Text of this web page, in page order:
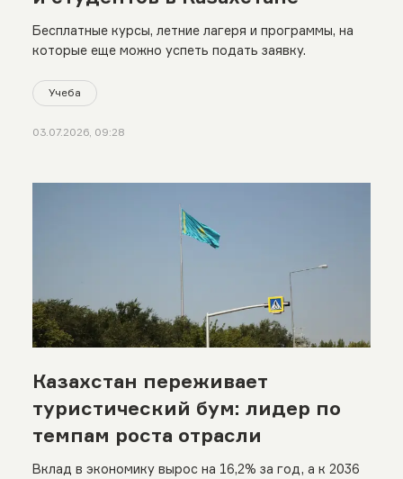
Бесплатные курсы, летние лагеря и программы, на
которые еще можно успеть подать заявку.
Учеба
03.07.2026, 09:28
Казахстан переживает
туристический бум: лидер по
темпам роста отрасли
Вклад в экономику вырос на 16,2% за год, а к 2036